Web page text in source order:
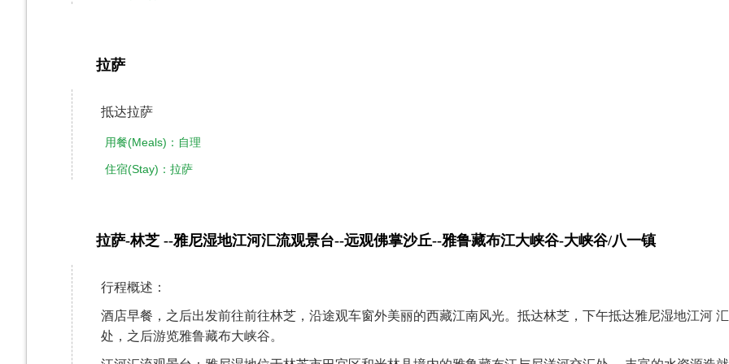
拉萨
抵达拉萨
用餐(Meals)：自理
住宿(Stay)：拉萨
拉萨-林芝 --雅尼湿地江河汇流观景台--远观佛掌沙丘--雅鲁藏布江大峡谷-大峡谷/八一镇
行程概述：
酒店早餐，之后出发前往前往林芝，沿途观车窗外美丽的西藏江南风光。抵达林芝，下午抵达雅尼湿地江河
处，之后游览雅鲁藏布大峡谷。